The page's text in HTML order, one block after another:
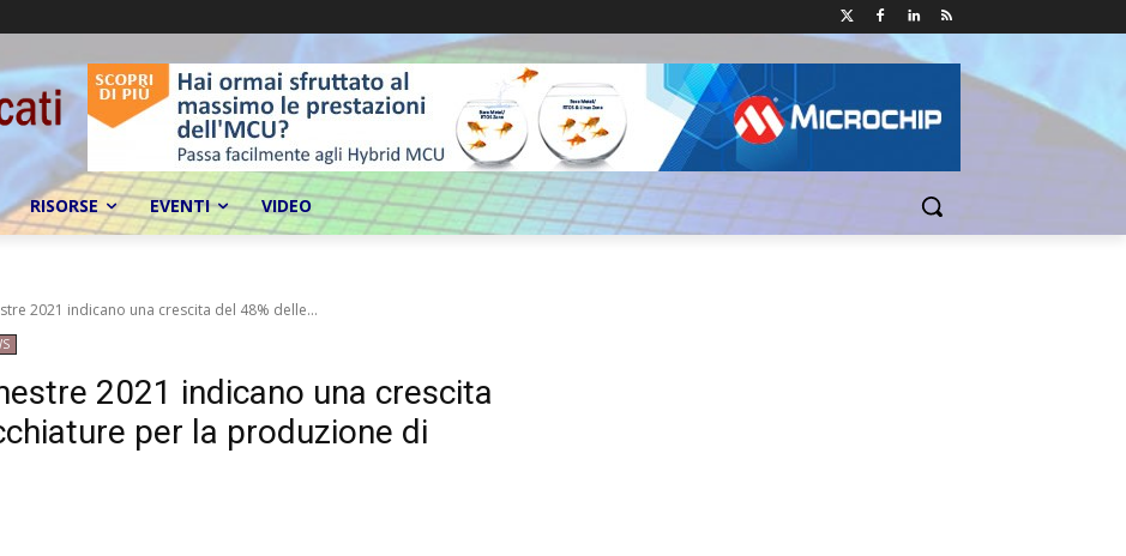
RISORSE EVENTI VIDEO
2021 indicano una crescita del 48% delle...
2021 indicano una crescita
per la produzione di